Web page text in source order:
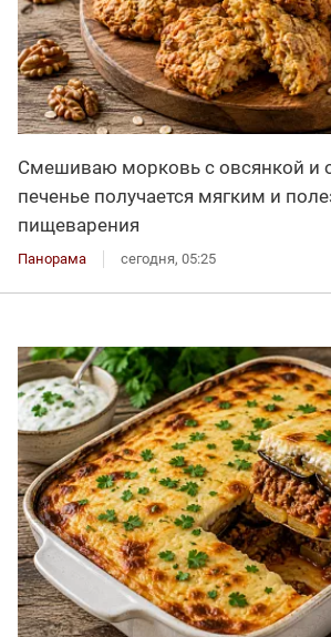
Смешиваю морковь с овсянкой и
печенье получается мягким и
пищеварения
Панорама сегодня, 05:25